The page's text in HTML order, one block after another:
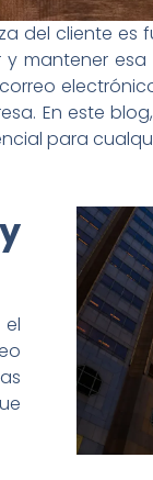
del cliente es
mantener
En este
para